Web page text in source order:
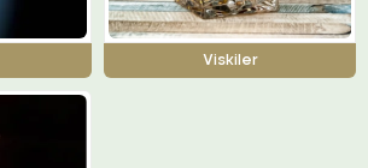
Viskiler